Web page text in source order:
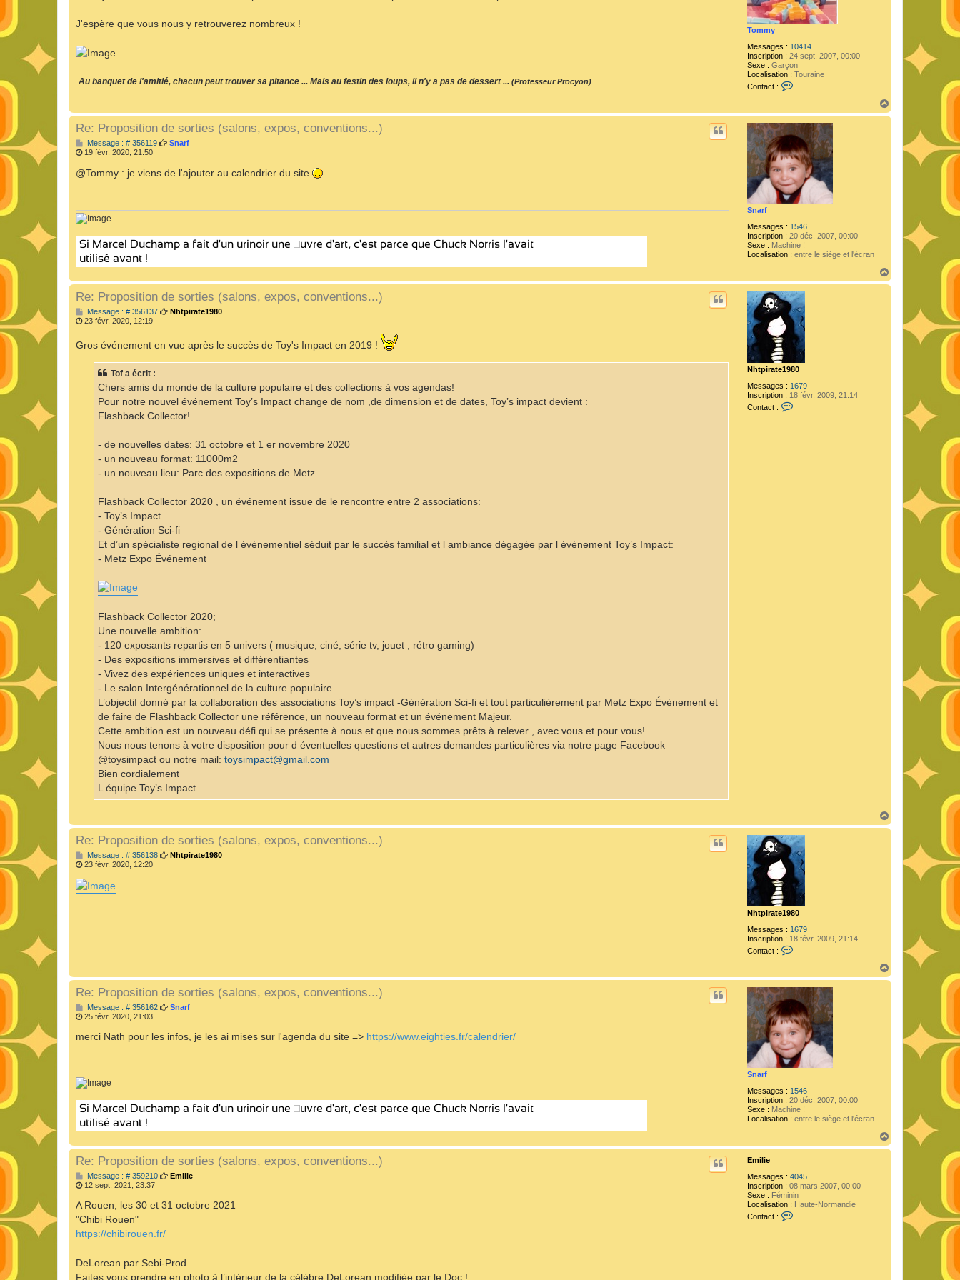
Tommy
Messages : 10414
Inscription : 24 sept. 2007, 00:00
Sexe : Garçon
Localisation : Touraine
Contact :
t
e
r
T
o
m
m
y
J'espère que vous nous y retrouverez nombreux !
Au banquet de l'amitié, chacun peut trouver sa pitance ... Mais au festin des loups, il n'y a pas de dessert ... (Professeur Procyon)
a
u
Snarf
Messages : 1546
Inscription : 20 déc. 2007, 00:00
Sexe : Machine !
Localisation : entre le siège et l'écran
Re: Proposition de sorties (salons, expos, conventions...)
Message : # 356119M
s
a
Snarf
19 févr. 2020, 21:50
@Tommy : je viens de l'ajouter au calendrier du site
a
u
Nhtpirate1980
Messages : 1679
Inscription : 18 févr. 2009, 21:14
Contact :
Re: Proposition de sorties (salons, expos, conventions...)
Message : # 356137M
a
Nhtpirate1980
23 févr. 2020, 12:19
Gros événement en vue après le succès de Toy's Impact en 2019 !
Tof a écrit :
Chers amis du monde de la culture populaire et des collections à vos agendas!
Pour notre nouvel événement Toy’s Impact change de nom ,de dimension et de dates, Toy’s impact devient :
Flashback Collector!
- de nouvelles dates: 31 octobre et 1 er novembre 2020
- un nouveau format: 11000m2
- un nouveau lieu: Parc des expositions de Metz
Flashback Collector 2020 , un événement issue de le rencontre entre 2 associations:
- Toy’s Impact
- Génération Sci-fi
Et d’un spécialiste regional de l événementiel séduit par le succès familial et l ambiance dégagée par l événement Toy’s Impact:
- Metz Expo Événement
Flashback Collector 2020;
Une nouvelle ambition:
- 120 exposants repartis en 5 univers ( musique, ciné, série tv, jouet , rétro gaming)
- Des expositions immersives et différentiantes
- Vivez des expériences uniques et interactives
- Le salon Intergénérationnel de la culture populaire
L’objectif donné par la collaboration des associations Toy’s impact -Génération Sci-fi et tout particulièrement par Metz Expo Événement et
de faire de Flashback Collector une référence, un nouveau format et un événement Majeur.
Cette ambition est un nouveau défi qui se présente à nous et que nous sommes prêts à relever , avec vous et pour vous!
Nous nous tenons à votre disposition pour d éventuelles questions et autres demandes particulières via notre page Facebook
@toysimpact ou notre mail: toysimpact@gmail.com
Bien cordialement
L équipe Toy’s Impact
a
u
Nhtpirate1980
Messages : 1679
Inscription : 18 févr. 2009, 21:14
Contact :
t
e
r
N
h
t
p
i
a
t
e
1
9
Re: Proposition de sorties (salons, expos, conventions...)
Message : # 356138M
Nhtpirate1980
23 févr. 2020, 12:20
a
u
Snarf
Messages : 1546
Inscription : 20 déc. 2007, 00:00
Sexe : Machine !
Localisation : entre le siège et l'écran
Re: Proposition de sorties (salons, expos, conventions...)
Message : # 356162M
s
Snarf
25 févr. 2020, 21:03
merci Nath pour les infos, je les ai mises sur l'agenda du site => https://www.eighties.fr/calendrier/
a
u
Emilie
Messages : 4045
Inscription : 08 mars 2007, 00:00
Sexe : Féminin
Localisation : Haute-Normandie
Contact :
Re: Proposition de sorties (salons, expos, conventions...)
Message : # 359210M
s
e
Emilie
12 sept. 2021, 23:37
A Rouen, les 30 et 31 octobre 2021
"Chibi Rouen"
https://chibirouen.fr/
DeLorean par Sebi-Prod
Faites vous prendre en photo à l’intérieur de la célèbre DeLorean modifiée par le Doc !